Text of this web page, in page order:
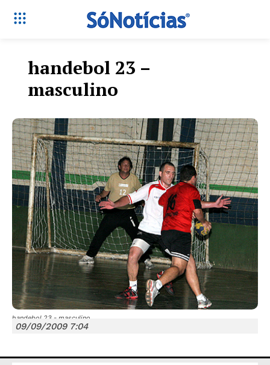
Só Notícias
handebol 23 –
masculino
handebol 23 - masculino
09/09/2009 7:04